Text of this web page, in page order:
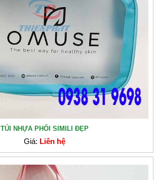
TÚI NHỰA PHỐI SIMILI ĐẸP
Giá: Liên hệ